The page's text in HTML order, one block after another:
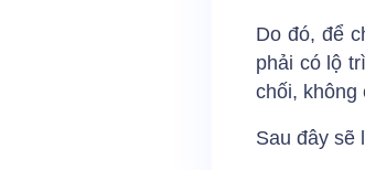
Do đó, để
phải có lộ
chối, không
Sau đây sẽ